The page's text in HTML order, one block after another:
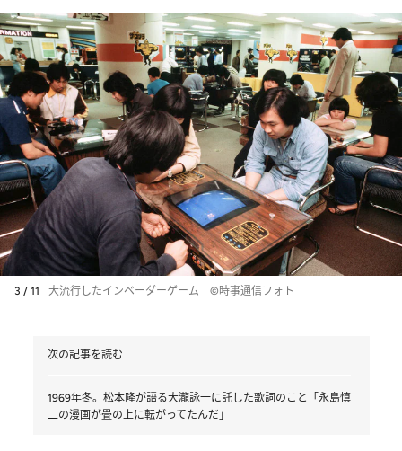
3 / 11 大流行したインベーダーゲーム ©時事通信フォト
次の記事を読む
1969年冬。松本隆が語る大瀧詠一に託した歌詞のこと「永島慎
二の漫画が畳の上に転がってたんだ」